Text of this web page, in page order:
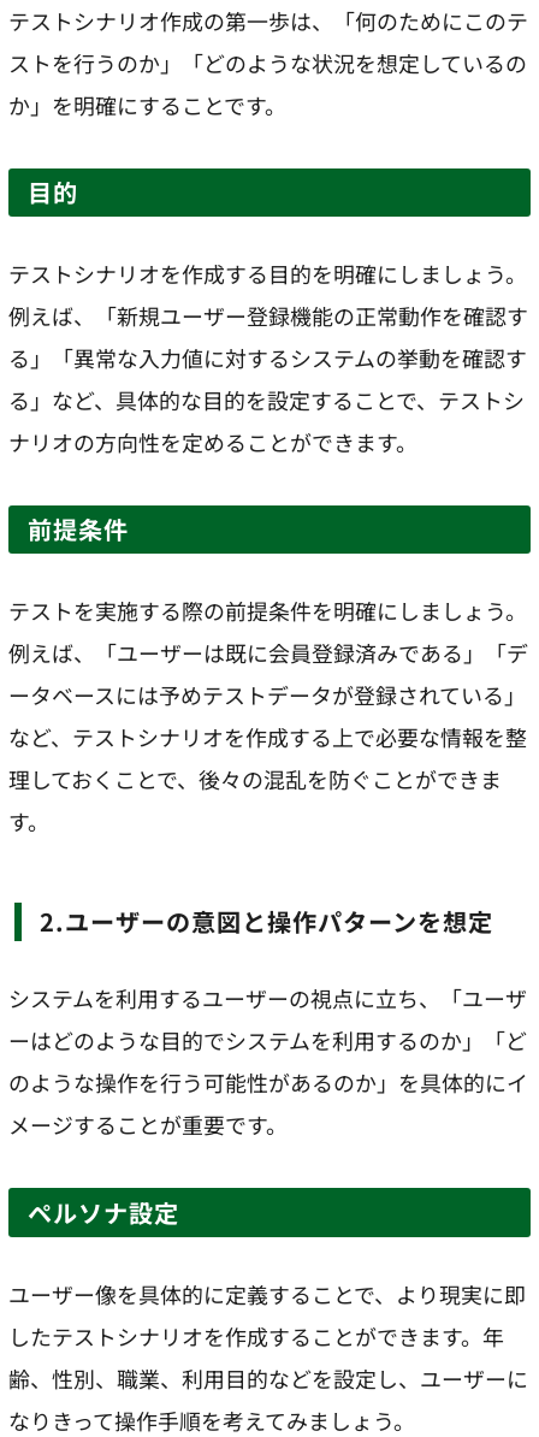
テストシナリオ作成の第一歩は、「何のためにこのテ
ストを行うのか」「どのような状況を想定しているの
か」を明確にすることです。
目的
テストシナリオを作成する目的を明確にしましょう。
例えば、「新規ユーザー登録機能の正常動作を確認す
る」「異常な入力値に対するシステムの挙動を確認す
る」など、具体的な目的を設定することで、テストシ
ナリオの方向性を定めることができます。
前提条件
テストを実施する際の前提条件を明確にしましょう。
例えば、「ユーザーは既に会員登録済みである」「デ
ータベースには予めテストデータが登録されている」
など、テストシナリオを作成する上で必要な情報を整
理しておくことで、後々の混乱を防ぐことができま
す。
2.ユーザーの意図と操作パターンを想定
システムを利用するユーザーの視点に立ち、「ユーザ
ーはどのような目的でシステムを利用するのか」「ど
のような操作を行う可能性があるのか」を具体的にイ
メージすることが重要です。
ペルソナ設定
ユーザー像を具体的に定義することで、より現実に即
したテストシナリオを作成することができます。年
齢、性別、職業、利用目的などを設定し、ユーザーに
なりきって操作手順を考えてみましょう。